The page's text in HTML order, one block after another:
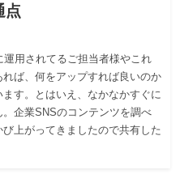
点
用されてるご担当者様やこれ
ば、何をアップすれば良いのか
す。とはいえ、なかなかすぐに
企業SNSのコンテンツを調べ
上がってきましたので共有した